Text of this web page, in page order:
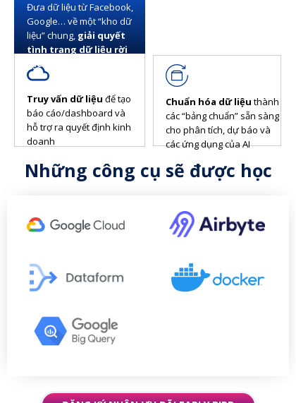
Những công cụ sẽ được học
Chuẩn hóa dữ liệu thành
các “bảng chuẩn” sẵn sàng
cho phân tích, dự báo và
các ứng dụng của AI
Truy vấn dữ liệu để tạo
báo cáo/dashboard và
hỗ trợ ra quyết định kinh
doanh
Đưa dữ liệu từ Facebook,
Google… về một “kho dữ
liệu” chung, giải quyết
tình trạng dữ liệu rời
rạc